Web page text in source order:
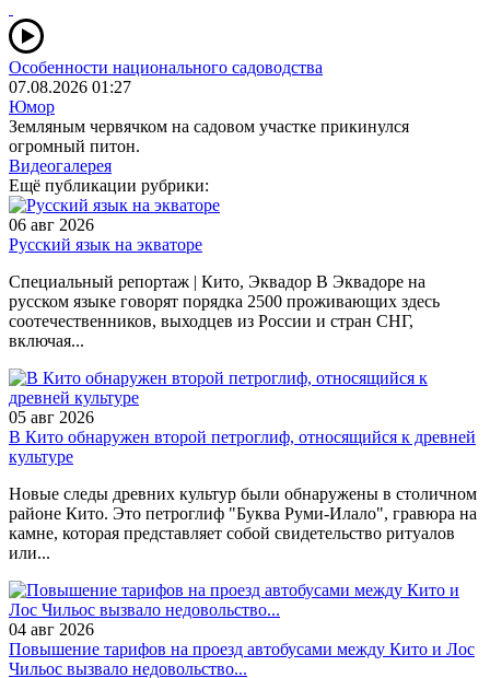
Особенности национального садоводства
07.08.2026 01:27
Юмор
Земляным червячком на садовом участке прикинулся
огромный питон.
Видеогалерея
Ещё публикации рубрики:
06 авг 2026
Русский язык на экваторе
Специальный репортаж | Кито, Эквадор В Эквадоре на
русском языке говорят порядка 2500 проживающих здесь
соотечественников, выходцев из России и стран СНГ,
включая...
05 авг 2026
В Кито обнаружен второй петроглиф, относящийся к древней
культуре
Новые следы древних культур были обнаружены в столичном
районе Кито. Это петроглиф "Буква Руми-Илало", гравюра на
камне, которая представляет собой свидетельство ритуалов
или...
04 авг 2026
Повышение тарифов на проезд автобусами между Кито и Лос
Чильос вызвало недовольство...